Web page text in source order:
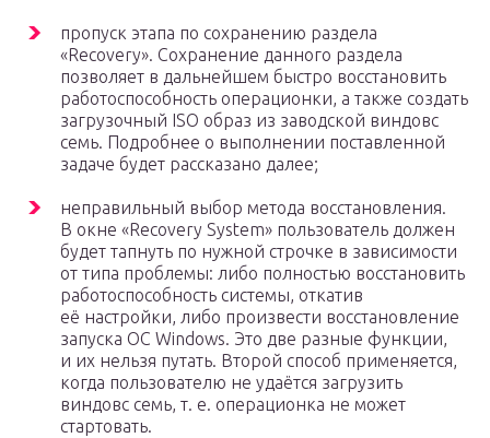
пропуск этапа по сохранению раздела
«Recoverу». Сохранение данного раздела
позволяет в дальнейшем быстро восстановить
работоспособность операционки, а также создать
загрузочный ISO образ из заводской виндовс
семь. Подробнее о выполнении поставленной
задаче будет рассказано далее;
неправильный выбор метода восстановления.
В окне «Recovery System» пользователь должен
будет тапнуть по нужной строчке в зависимости
от типа проблемы: либо полностью восстановить
работоспособность системы, откатив
её настройки, либо произвести восстановление
запуска OC Windows. Это две разные функции,
и их нельзя путать. Второй способ применяется,
когда пользователю не удаётся загрузить
виндовс семь, т. е. операционка не может
стартовать.